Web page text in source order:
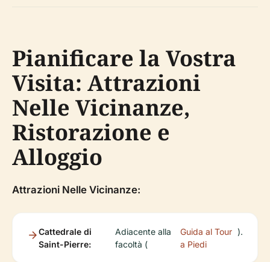
Pianificare la Vostra
Visita: Attrazioni
Nelle Vicinanze,
Ristorazione e
Alloggio
Attrazioni Nelle Vicinanze:
Cattedrale di
Saint-Pierre:
Adiacente alla
facoltà (
Guida al Tour
a Piedi
).